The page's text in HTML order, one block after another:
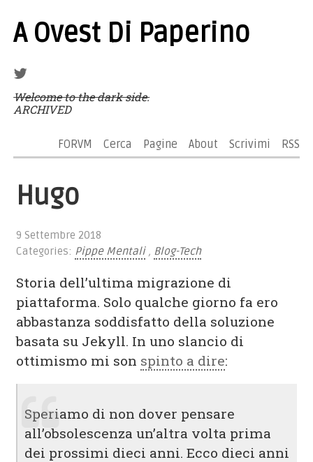
A Ovest Di Paperino
Welcome to the dark side.
ARCHIVED
FORVM Cerca Pagine About Scrivimi RSS
Hugo
9 Settembre 2018
Categories: Pippe Mentali, Blog-Tech
Storia dell’ultima migrazione di
piattaforma. Solo qualche giorno fa ero
abbastanza soddisfatto della soluzione
basata su Jekyll. In uno slancio di
ottimismo mi son spinto a dire:
Speriamo di non dover pensare
all’obsolescenza un’altra volta prima
dei prossimi dieci anni. Ecco dieci anni